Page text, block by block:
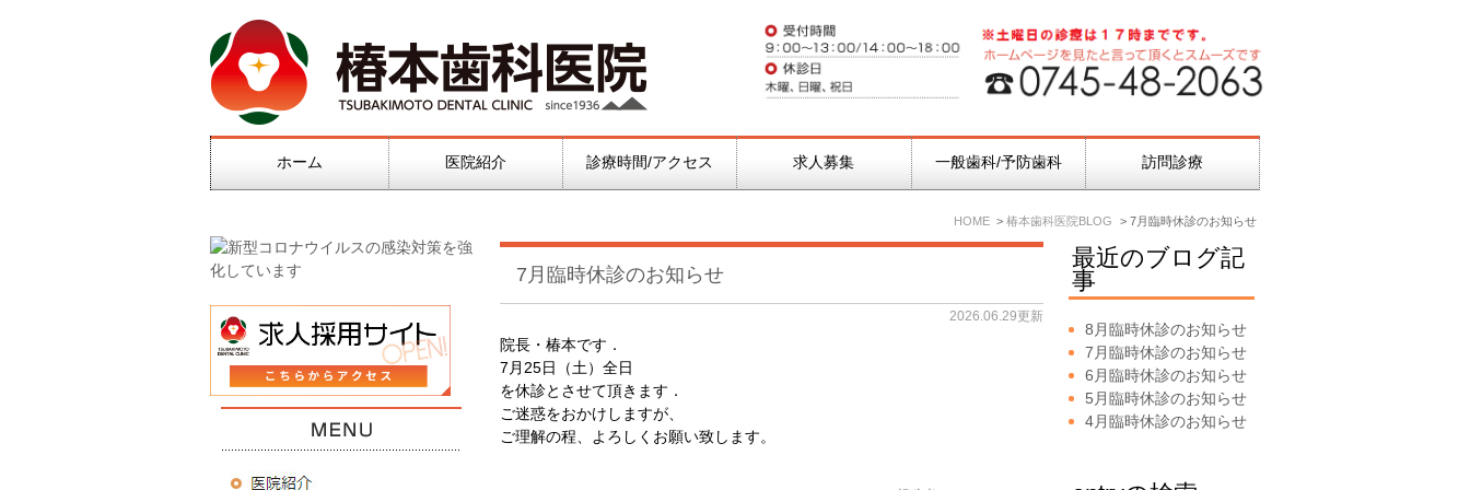
ホーム 医院紹介 診療時間/アクセス 求人募集 一般歯科/予防歯科 訪問診療
HOME 椿本歯科医院BLOG 7月臨時休診のお知らせ
7月臨時休診のお知らせ
2026.06.29更新
院長・椿本です．
7月25日（土）全日
を休診とさせて頂きます．
ご迷惑をおかけしますが、
ご理解の程、よろしくお願い致します。
最近のブログ記
事
8月臨時休診のお知らせ
7月臨時休診のお知らせ
6月臨時休診のお知らせ
5月臨時休診のお知らせ
4月臨時休診のお知らせ